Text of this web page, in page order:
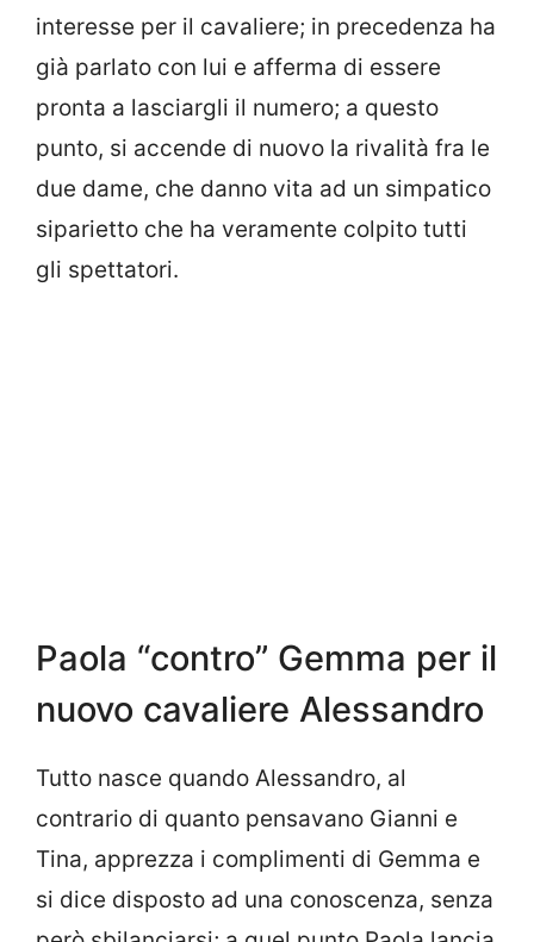
interesse per il cavaliere; in precedenza ha
già parlato con lui e afferma di essere
pronta a lasciargli il numero; a questo
punto, si accende di nuovo la rivalità fra le
due dame, che danno vita ad un simpatico
siparietto che ha veramente colpito tutti
gli spettatori.
Paola “contro” Gemma per il
nuovo cavaliere Alessandro
Tutto nasce quando Alessandro, al
contrario di quanto pensavano Gianni e
Tina, apprezza i complimenti di Gemma e
si dice disposto ad una conoscenza, senza